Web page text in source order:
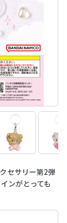
セサリー第2弾
ンがとっても